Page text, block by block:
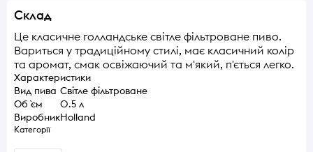
Склад
Це класичне голландське світле фільтроване пиво.
Вариться у традиційному стилі, має класичний колір
та аромат, смак освіжаючий та м'який, п'ється легко.
Характеристики
Вид пива Світле фільтроване
Об `єм
0.5 л
ВиробникHolland
Категорії